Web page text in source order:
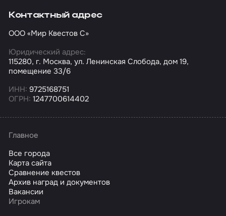
Контактный адрес
ООО «Мир Квестов С»
Юридический адрес:
115280, г. Москва, ул. Ленинская Слобода, дом 19,
помещение 33/6
ИНН: 9725168751
ОГРН: 1247700614402
Главное
Все города
Карта сайта
Сравнение квестов
Архив наград и документов
Вакансии
Игрокам